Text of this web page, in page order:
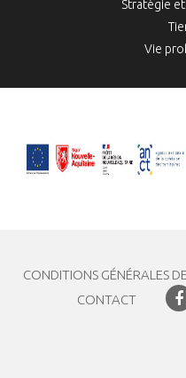
Stratégie
Vie
CONDITIONS GÉNÉRALES
CONTACT